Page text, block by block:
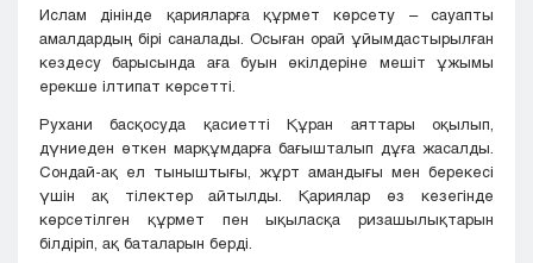
Ислам дінінде қарияларға құрмет көрсету – сауапты
амалдардың бірі саналады. Осыған орай ұйымдастырылған
кездесу барысында аға буын өкілдеріне мешіт ұжымы
ерекше ілтипат көрсетті.
Рухани басқосуда қасиетті Құран аяттары оқылып,
дүниеден өткен марқұмдарға бағышталып дұға жасалды.
Сондай-ақ ел тыныштығы, жұрт амандығы мен берекесі
үшін ақ тілектер айтылды. Қариялар өз кезегінде
көрсетілген құрмет пен ықыласқа ризашылықтарын
білдіріп, ақ баталарын берді.